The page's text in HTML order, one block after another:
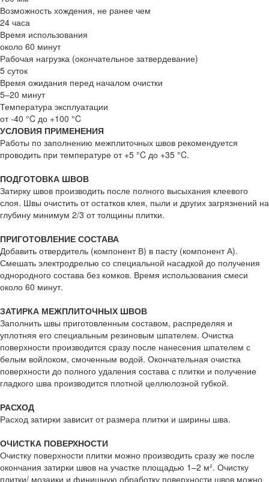
Возможность хождения, не ранее чем
24 часа
Время использования
около 60 минут
Рабочая нагрузка (окончательное затвердевание)
5 суток
Время ожидания перед началом очистки
5–20 минут
Температура эксплуатации
от -40 °C до +100 °C
УСЛОВИЯ ПРИМЕНЕНИЯ
Работы по заполнению межплиточных швов рекомендуется
проводить при температуре от +5 °C до +35 °C.
ПОДГОТОВКА ШВОВ
Затирку швов производить после полного высыхания клеевого
слоя. Швы очистить от остатков клея, пыли и других загрязнений на
глубину минимум 2/3 от толщины плитки.
ПРИГОТОВЛЕНИЕ СОСТАВА
Добавить отвердитель (компонент В) в пасту (компонент А).
Смешать электродрелью со специальной насадкой до получения
однородного состава без комков. Время использования смеси
около 60 минут.
ЗАТИРКА МЕЖПЛИТОЧНЫХ ШВОВ
Заполнить швы приготовленным составом, распределяя и
уплотняя его специальным резиновым шпателем. Очистка
поверхности производится сразу после нанесения шпателем с
белым войлоком, смоченным водой. Окончательная очистка
поверхности до полного удаления состава с плитки и получение
гладкого шва производится плотной целлюлозной губкой.
РАСХОД
Расход затирки зависит от размера плитки и ширины шва.
ОЧИСТКА ПОВЕРХНОСТИ
Очистку поверхности плитки можно производить сразу же после
окончания затирки швов на участке площадью 1–2 м². Очистку
плитки/ мозаики и финишную обработку поверхности швов можно